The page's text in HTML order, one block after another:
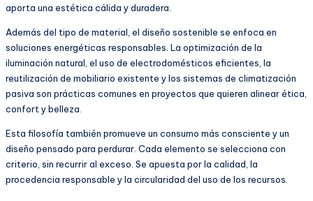
aporta una estética cálida y duradera.
Además del tipo de material, el diseño sostenible se enfoca en
soluciones energéticas responsables. La optimización de la
iluminación natural, el uso de electrodomésticos eficientes, la
reutilización de mobiliario existente y los sistemas de climatización
pasiva son prácticas comunes en proyectos que quieren alinear ética,
confort y belleza.
Esta filosofía también promueve un consumo más consciente y un
diseño pensado para perdurar. Cada elemento se selecciona con
criterio, sin recurrir al exceso. Se apuesta por la calidad, la
procedencia responsable y la circularidad del uso de los recursos.